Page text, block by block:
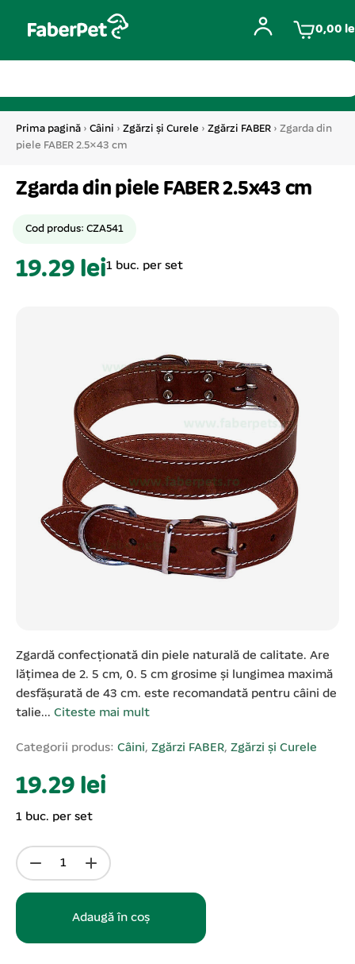
0,00
Prima pagină › Câini › Zgărzi și Curele › Zgărzi FABER › Zgarda din
piele FABER 2.5×43 cm
Zgarda din piele FABER 2.5x43 cm
Cod produs: CZA541
19.29 lei1 buc. per set
Zgardă confecționată din piele naturală de calitate. Are
lățimea de 2. 5 cm, 0. 5 cm grosime și lungimea maximă
desfășurată de 43 cm. este recomandată pentru câini de
talie... Citeste mai mult
Categorii produs: Câini, Zgărzi FABER, Zgărzi și Curele
19.29 lei
1 buc. per set
Adaugă în coș